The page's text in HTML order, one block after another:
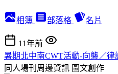
相簿 部落格 名片
11年前
暑期北中南CWT活動-向襲／律
同人場刊周邊資訊 圖文創作